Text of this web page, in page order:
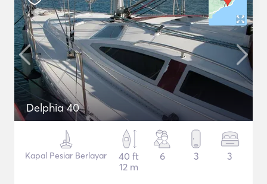
Delphia 40
Kapal Pesiar Berlayar
40 ft
12 m
6 3 3